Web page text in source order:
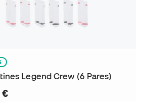
Legend Crew (6 Pares)
€